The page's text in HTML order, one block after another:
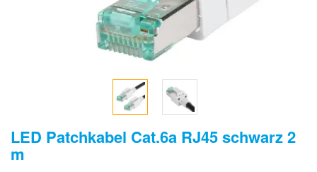
LED Patchkabel Cat.6a RJ45 schwarz 2
m